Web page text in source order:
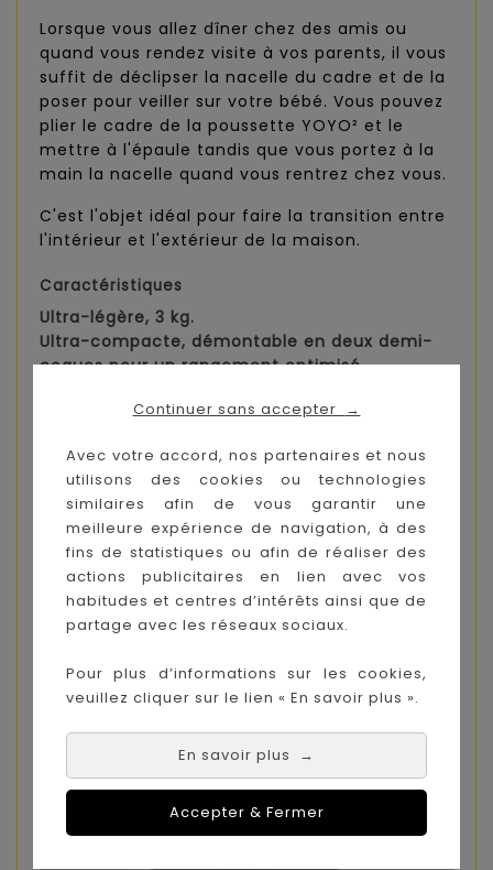
Continuer sans accepter →
Avec votre accord, nos partenaires et nous
utilisons des cookies ou technologies
similaires afin de vous garantir une
meilleure expérience de navigation, à des
fins de statistiques ou afin de réaliser des
actions publicitaires en lien avec vos
habitudes et centres d’intérêts ainsi que de
partage avec les réseaux sociaux.
Pour plus d’informations sur les cookies,
veuillez cliquer sur le lien « En savoir plus ».
En savoir plus →
Accepter & Fermer
Lorsque vous allez dîner chez des amis ou
quand vous rendez visite à vos parents, il vous
suffit de déclipser la nacelle du cadre et de la
poser pour veiller sur votre bébé. Vous pouvez
plier le cadre de la poussette YOYO² et le
mettre à l'épaule tandis que vous portez à la
main la nacelle quand vous rentrez chez vous.
C'est l'objet idéal pour faire la transition entre
l'intérieur et l'extérieur de la maison.
Caractéristiques
Ultra-légère, 3 kg.
Ultra-compacte, démontable en deux demi-
coques pour un rangement optimisé.
cm d'épaisseur.
Coque rigide et couvre-pieds enveloppant.
Petites poches de rangement intérieures.
Tissu anti-UV (UPF 50+) traité déperlant